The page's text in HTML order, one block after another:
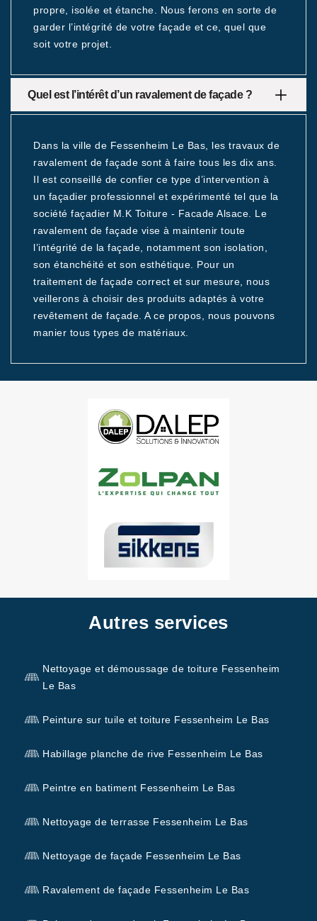
propre, isolée et étanche. Nous ferons en sorte de
garder l’intégrité de votre façade et ce, quel que
soit votre projet.
Quel est l’intérêt d’un ravalement de façade ?
Dans la ville de Fessenheim Le Bas, les travaux de
ravalement de façade sont à faire tous les dix ans.
Il est conseillé de confier ce type d’intervention à
un façadier professionnel et expérimenté tel que la
société façadier M.K Toiture - Facade Alsace. Le
ravalement de façade vise à maintenir toute
l’intégrité de la façade, notamment son isolation,
son étanchéité et son esthétique. Pour un
traitement de façade correct et sur mesure, nous
veillerons à choisir des produits adaptés à votre
revêtement de façade. A ce propos, nous pouvons
manier tous types de matériaux.
Autres services
Nettoyage et démoussage de toiture Fessenheim
Le Bas
Peinture sur tuile et toiture Fessenheim Le Bas
Habillage planche de rive Fessenheim Le Bas
Peintre en batiment Fessenheim Le Bas
Nettoyage de terrasse Fessenheim Le Bas
Nettoyage de façade Fessenheim Le Bas
Ravalement de façade Fessenheim Le Bas